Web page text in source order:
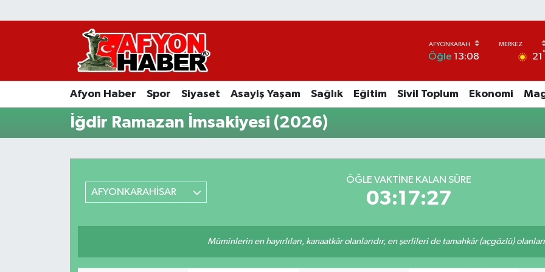
Öğle 13:08 21 °
Afyon Haber Spor Siyaset Asayiş Yaşam Sağlık Eğitim Sivil Toplum Ekonomi
İğdir Ramazan İmsakiyesi (2026)
AFYONKARAHİSAR
ÖĞLE VAKTINE KALAN SÜRE
03:17:27
Müminlerin en hayırlıları, kanaatkâr olanlarıdır, en şerlileri de tamahkâr (açgözlü)
Afyon Haber
Spor
Asayiş Yaşam